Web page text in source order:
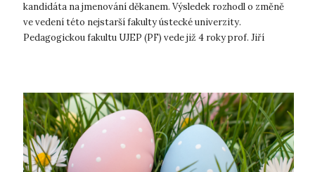
kandidáta na jmenování děkanem. Výsledek rozhodl o změně
ve vedení této nejstarší fakulty ústecké univerzity.
Pedagogickou fakultu UJEP (PF) vede již 4 roky prof. Jiří